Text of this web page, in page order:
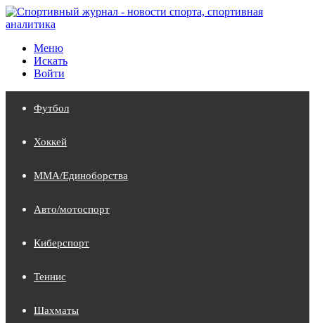
Меню
Искать
Войти
Футбол
Хоккей
MMA/Единоборства
Авто/мотоспорт
Киберспорт
Теннис
Шахматы